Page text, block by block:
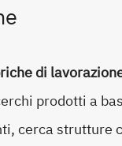
di
prodotti a
cerca strutture